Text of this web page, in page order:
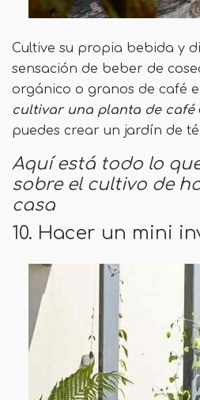
Cultive su propia bebida y
sensación de beber de
orgánico o granos de café
cultivar una planta de café
puedes crear un jardín de
Aquí está todo lo
sobre el cultivo de
casa
10. Hacer un mini